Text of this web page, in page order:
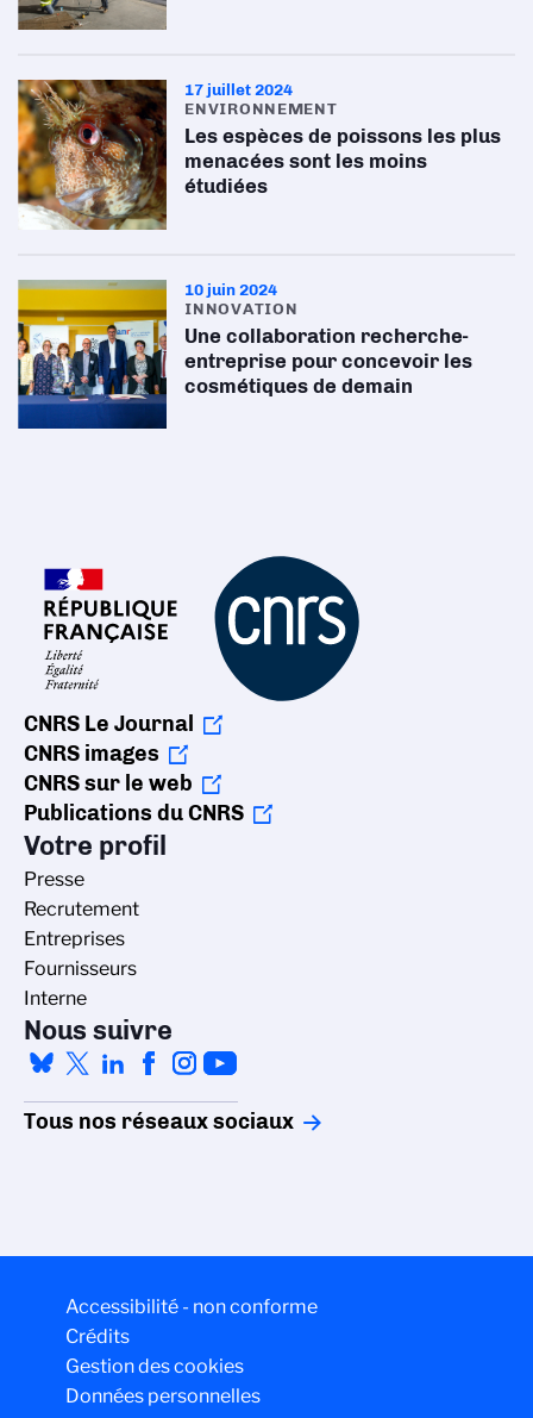
17 juillet 2024
ENVIRONNEMENT
Les espèces de poissons les plus
menacées sont les moins
étudiées
10 juin 2024
INNOVATION
Une collaboration recherche-
entreprise pour concevoir les
cosmétiques de demain
CNRS Le Journal
CNRS images
CNRS sur le web
Publications du CNRS
Votre profil
Presse
Recrutement
Entreprises
Fournisseurs
Interne
Nous suivre
Tous nos réseaux sociaux
Accessibilité - non conforme
Crédits
Gestion des cookies
Données personnelles